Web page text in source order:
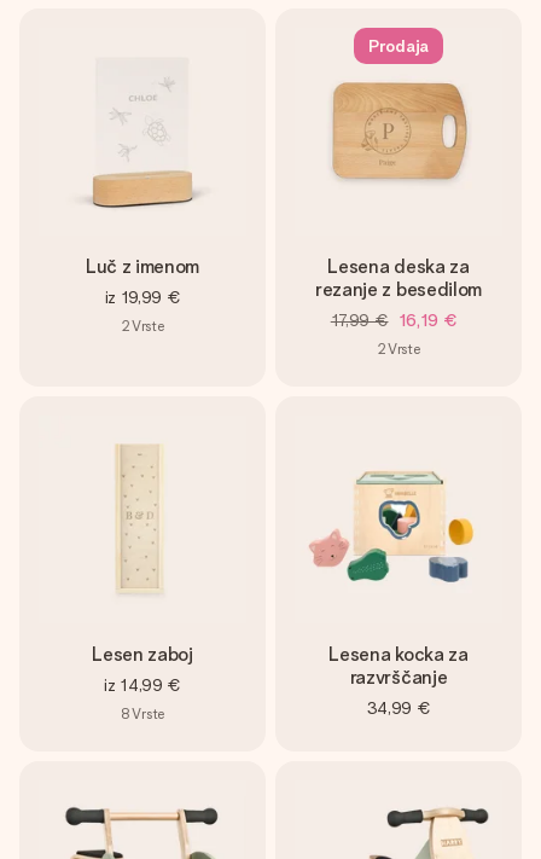
Luč z imenom
iz 19,99 €
2Vrste
Prodaja
Lesena deska za
rezanje z besedilom
17,99 € 16,19 €
2Vrste
Lesen zaboj
iz 14,99 €
8Vrste
Lesena kocka za
razvrščanje
34,99 €